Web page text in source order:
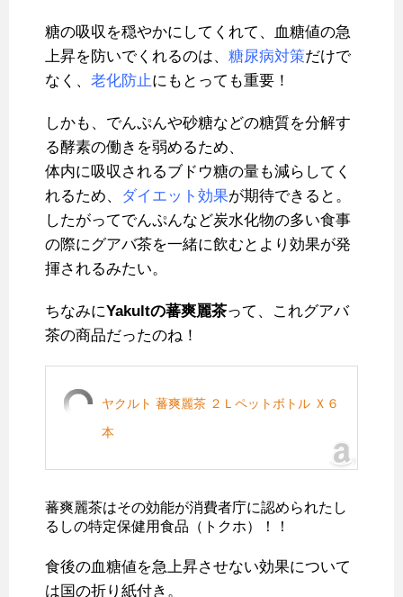
糖の吸収を穏やかにしてくれて、血糖値の急
上昇を防いでくれるのは、 糖尿病対策だけで
なく、 老化防止にもとっても重要！
しかも、でんぷんや砂糖などの糖質を分解す
る酵素の働きを弱めるため、
体内に吸収されるブドウ糖の量も減らしてく
れるため、
ダイエット効果が期待できると。
したがってでんぷんなど炭水化物の多い食事
の際にグアバ茶を一緒に飲むとより効果が発
揮されるみたい。
ちなみにYakultの蕃爽麗茶って、これグアバ
茶の商品だったのね！
ヤクルト 蕃爽麗茶 ２Ｌペットボトル Ｘ６
本
蕃爽麗茶はその効能が消費者庁に認められたし
るしの特定保健用食品（トクホ）！！
食後の血糖値を急上昇させない効果について
は国の折り紙付き。